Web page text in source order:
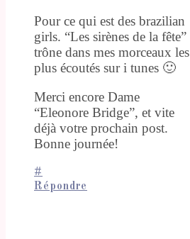
Pour ce qui est des brazilian
girls. “Les sirènes de la fête”
trône dans mes morceaux les
plus écoutés sur i tunes 🙂
Merci encore Dame
“Eleonore Bridge”, et vite
déjà votre prochain post.
Bonne journée!
#
Répondre